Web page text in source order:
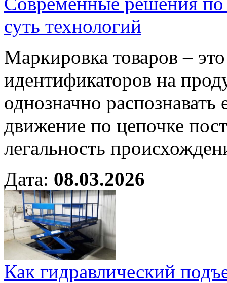
суть технологий
Маркировка товаров –
идентификаторов на
однозначно распознавать
движение по цепочке
легальность
Дата: 08.03.2026
Как гидравлический